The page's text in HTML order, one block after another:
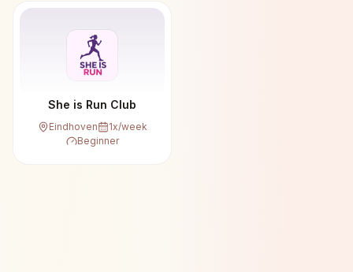
She is Run Club
Eindhoven 1x/week
Beginner